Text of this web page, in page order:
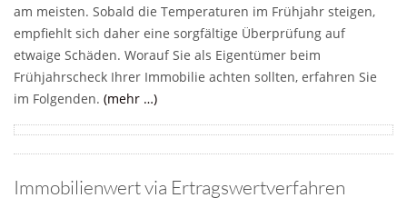
am meisten. Sobald die Temperaturen im Frühjahr steigen,
empfiehlt sich daher eine sorgfältige Überprüfung auf
etwaige Schäden. Worauf Sie als Eigentümer beim
Frühjahrscheck Ihrer Immobilie achten sollten, erfahren Sie
im Folgenden. (mehr …)
Immobilienwert via Ertragswertverfahren